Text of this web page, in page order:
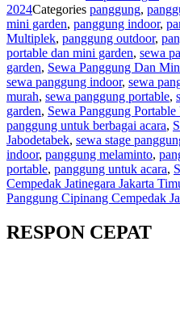
2024Categories panggung,
mini garden, panggung indoor,
Multiplek, panggung outdoor,
portable dan mini garden, sewa
garden, Sewa Panggung Dan
sewa panggung indoor, sewa
murah, sewa panggung portable,
garden, Sewa Panggung
panggung untuk berbagai acara,
Jabodetabek, sewa stage
indoor, panggung melaminto,
portable, panggung untuk acara,
Cempedak Jatinegara Jakarta
Panggung Cipinang Cempedak
RESPON CEPAT